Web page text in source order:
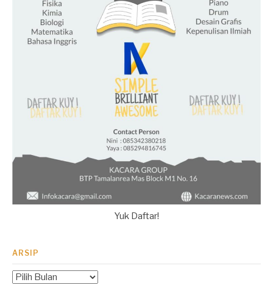
Yuk Daftar!
ARSIP
Arsip